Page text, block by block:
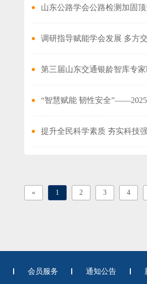
山东公路学会公路检测加固
调研指导赋能学会发展 多方
第三届山东交通银龄智库专
“智慧赋能 韧性安全
提升全民科学素质 夯实科技
« 1 2 3 4
会员服务 通知公告